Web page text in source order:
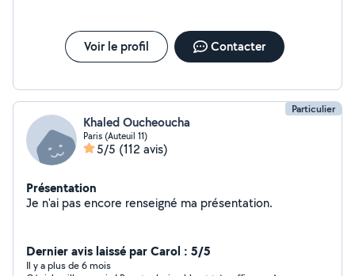
Voir le profil Contacter
Particulier
Khaled Oucheoucha
Paris (Auteuil 11)
5/5 (112 avis)
Présentation
Je n'ai pas encore renseigné ma présentation.
Dernier avis laissé par Carol : 5/5
Il y a plus de 6 mois